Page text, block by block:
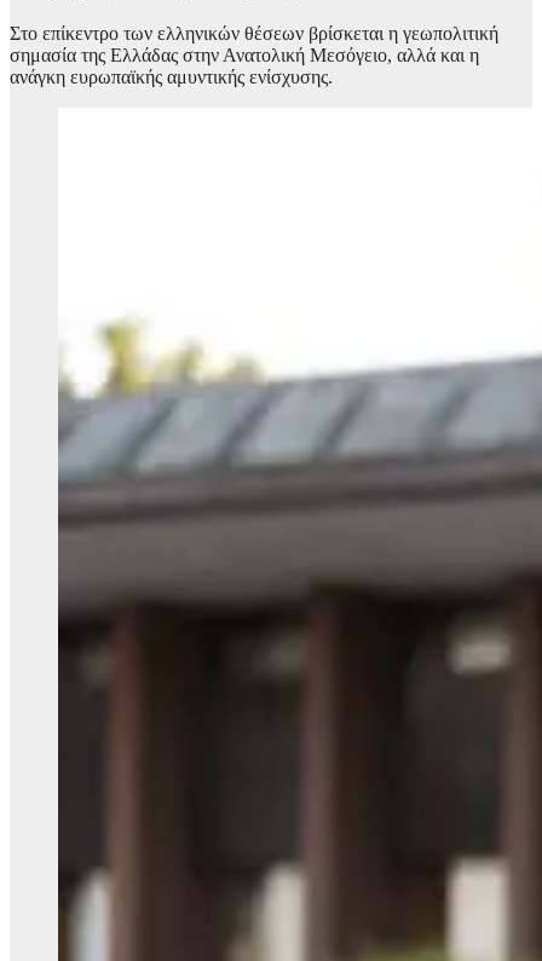
Στο επίκεντρο των ελληνικών θέσεων βρίσκεται η γεωπολιτική
σημασία της Ελλάδας στην Ανατολική Μεσόγειο, αλλά και η
ανάγκη ευρωπαϊκής αμυντικής ενίσχυσης.